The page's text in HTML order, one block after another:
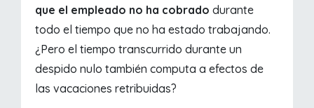
que el empleado no ha cobrado durante
todo el tiempo que no ha estado trabajando.
¿Pero el tiempo transcurrido durante un
despido nulo también computa a efectos de
las vacaciones retribuidas?